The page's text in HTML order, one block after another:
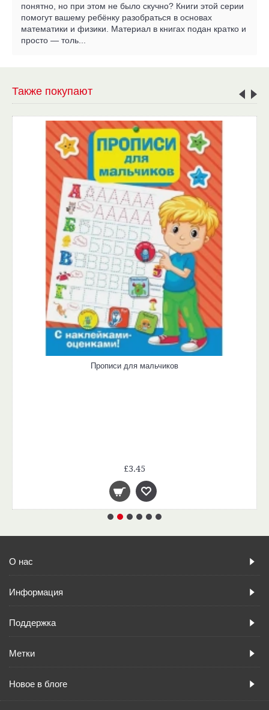
понятно, но при этом не было скучно? Книги этой серии
помогут вашему ребёнку разобраться в основах
математики и физики. Материал в книгах подан кратко и
просто — толь...
Также покупают
Прописи для мальчиков
£3.45
О нас
Информация
Поддержка
Метки
Новое в блоге